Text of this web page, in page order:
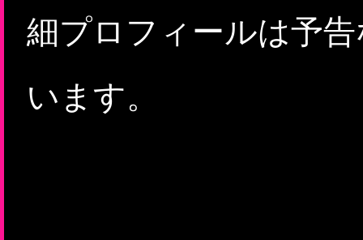
細プロフィールは予
います。